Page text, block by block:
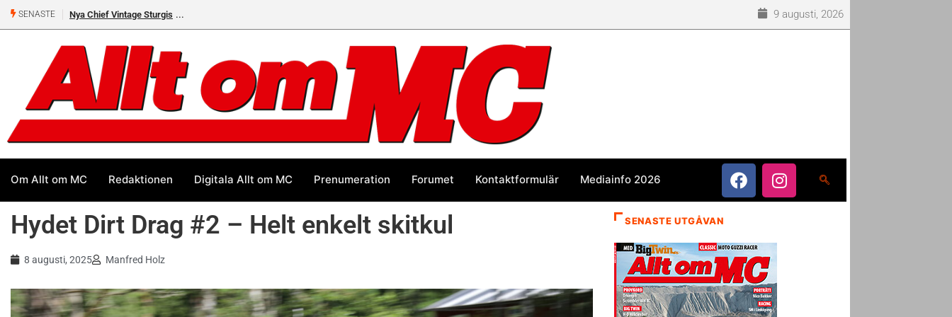
SENASTE
Chief Vintage Sturgis Premiär för Östgöta Dundret 9 augusti, 2026
Om Allt om MC Redaktionen Digitala Allt om MC Prenumeration Forumet Kontaktformulär Mediainfo 2026
Hydet Dirt Drag #2 – Helt enkelt skitkul
8 augusti, 2025 Manfred Holz
SENASTE UTGÅVAN